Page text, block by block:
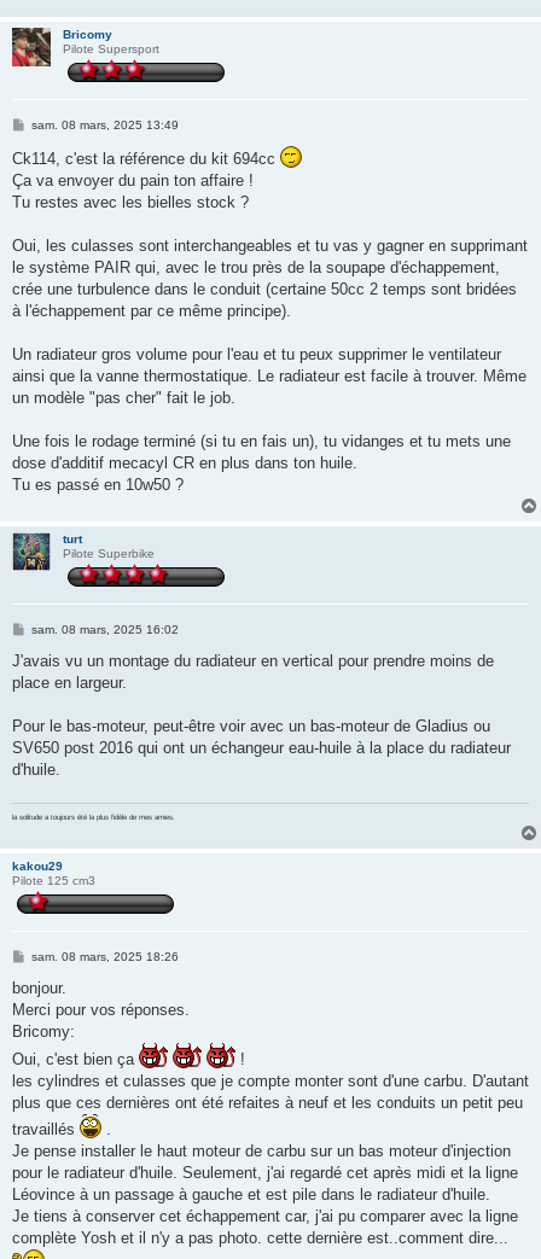
Bricomy
Pilote Supersport
M
s
a
e
sam. 08 mars, 2025 13:49
Ck114, c'est la référence du kit 694cc
Ça va envoyer du pain ton affaire !
Tu restes avec les bielles stock ?
Oui, les culasses sont interchangeables et tu vas y gagner en supprimant
le système PAIR qui, avec le trou près de la soupape d'échappement,
crée une turbulence dans le conduit (certaine 50cc 2 temps sont bridées
à l'échappement par ce même principe).
Un radiateur gros volume pour l'eau et tu peux supprimer le ventilateur
ainsi que la vanne thermostatique. Le radiateur est facile à trouver. Même
un modèle "pas cher" fait le job.
Une fois le rodage terminé (si tu en fais un), tu vidanges et tu mets une
dose d'additif mecacyl CR en plus dans ton huile.
Tu es passé en 10w50 ?
turt
Pilote Superbike
M
s
a
sam. 08 mars, 2025 16:02
J'avais vu un montage du radiateur en vertical pour prendre moins de
place en largeur.
Pour le bas-moteur, peut-être voir avec un bas-moteur de Gladius ou
SV650 post 2016 qui ont un échangeur eau-huile à la place du radiateur
d'huile.
la solitude a toujours été la plus fidèle de mes amies.
kakou29
Pilote 125 cm3
M
s
a
g
sam. 08 mars, 2025 18:26
bonjour.
Merci pour vos réponses.
Bricomy:
Oui, c'est bien ça
!
les cylindres et culasses que je compte monter sont d'une carbu. D'autant
plus que ces dernières ont été refaites à neuf et les conduits un petit peu
travaillés
Je pense installer le haut moteur de carbu sur un bas moteur d'injection
pour le radiateur d'huile. Seulement, j'ai regardé cet après midi et la ligne
Léovince à un passage à gauche et est pile dans le radiateur d'huile.
Je tiens à conserver cet échappement car, j'ai pu comparer avec la ligne
complète Yosh et il n'y a pas photo. cette dernière est..comment dire...